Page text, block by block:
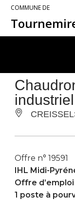
COMMUNE DE
Offre n° 19591
IHL Midi-
Offre d’emploi
1 poste à